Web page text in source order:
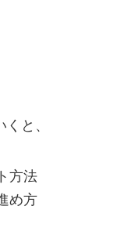
と、
方法
め方